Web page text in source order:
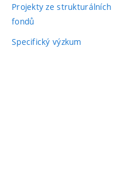
Projekty ze strukturálních
fondů
Specifický výzkum